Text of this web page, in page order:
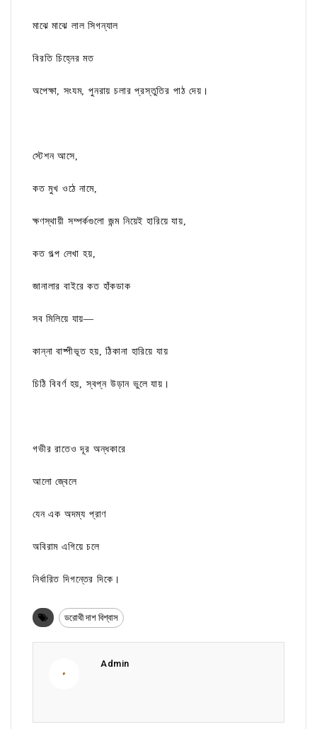
মাঝে মাঝে লাল সিগন্যাল
বিরতি চিহ্নের মত
অপেক্ষা, সংযম, পুনরায় চলার প্রস্তুতির পাঠ দেয়।
স্টেশন আসে,
কত মুখ ওঠে নামে,
ক্ষণস্থায়ী সম্পর্কগুলো জন্ম নিয়েই হারিয়ে যায়,
কত গল্প লেখা হয়,
জানালার বাইরে কত হাঁকডাক
সব মিলিয়ে যায়—
কান্না বাষ্পীভূত হয়, ঠিকানা হারিয়ে যায়
চিঠি বিবর্ণ হয়, স্বপ্ন উড়ান ভুলে যায়।
গভীর রাতেও দূর অন্ধকারে
আলো জ্বেলে
যেন এক অদম্য প্রাণ
অবিরাম এগিয়ে চলে
নির্ধারিত দিগন্তের দিকে।
ডরোথী দাশ বিশ্বাস
Admin